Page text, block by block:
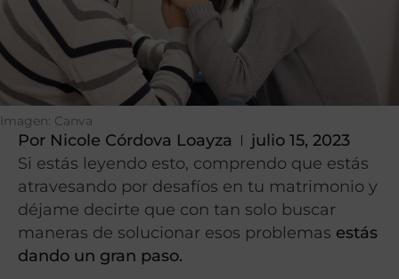
Imagen: Canva
Por Nicole Córdova Loayza
julio 15, 2023
Si estás leyendo esto, comprendo que estás
atravesando por desafíos en tu matrimonio y
déjame decirte que con tan solo buscar
maneras de solucionar esos problemas estás
dando un gran paso.